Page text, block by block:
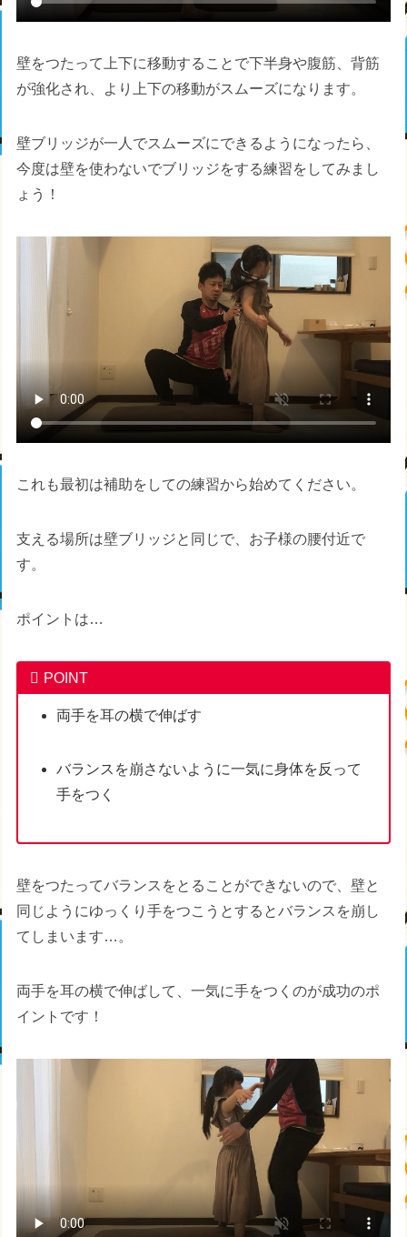
壁をつたって上下に移動することで下半身や腹筋、背筋
が強化され、より上下の移動がスムーズになります。
壁ブリッジが一人でスムーズにできるようになったら、
今度は壁を使わないでブリッジをする練習をしてみまし
ょう！
これも最初は補助をしての練習から始めてください。
支える場所は壁ブリッジと同じで、お子様の腰付近で
す。
ポイントは…
POINT
両手を耳の横で伸ばす
バランスを崩さないように一気に身体を反って
手をつく
壁をつたってバランスをとることができないので、壁と
同じようにゆっくり手をつこうとするとバランスを崩し
てしまいます…。
両手を耳の横で伸ばして、一気に手をつくのが成功のポ
イントです！